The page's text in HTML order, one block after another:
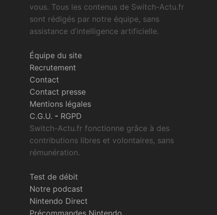
vous. Tous les contenus de Switch-Actu.fr
sont rédigés par notre équipe, sans
assistance d’intelligence artificielle.
Équipe du site
Recrutement
Contact
Contact presse
Mentions légales
C.G.U. - RGPD
Switch-Actu.fr fonctionne grâce à des
contributions libres et volontaires, sans
rémunération.
Test de débit
Notre podcast
Nintendo Direct
Précommandes Nintendo